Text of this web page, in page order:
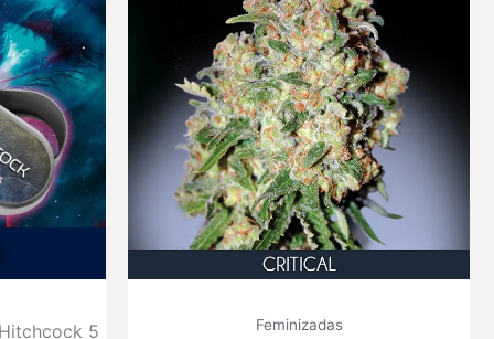
5
Feminizadas
desde
5,30 €
hasta
313,40 €